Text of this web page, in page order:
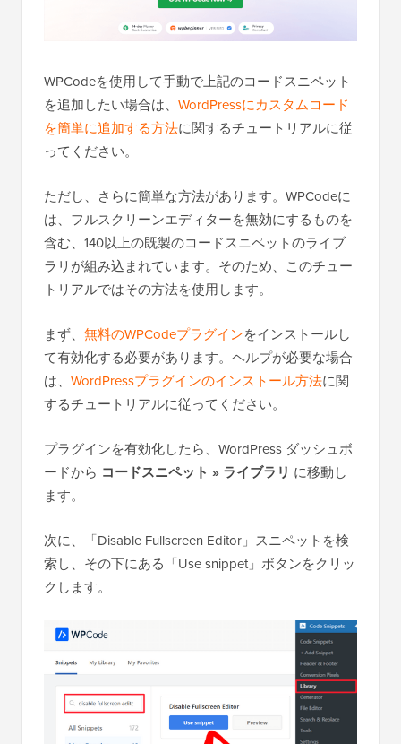
WPCodeを使用して手動で上記のコードスニペット
を追加したい場合は、 WordPressにカスタムコード
を簡単に追加する方法に関するチュートリアルに従
ってください。
ただし、さらに簡単な方法があります。WPCodeに
は、フルスクリーンエディターを無効にするものを
含む、140以上の既製のコードスニペットのライブ
ラリが組み込まれています。そのため、このチュー
トリアルではその方法を使用します。
まず、 無料のWPCodeプラグインをインストールし
て有効化する必要があります。ヘルプが必要な場合
は、 WordPressプラグインのインストール方法に関
するチュートリアルに従ってください。
プラグインを有効化したら、WordPress ダッシュボ
ードから コードスニペット » ライブラリ に移動し
ます。
次に、「Disable Fullscreen Editor」スニペットを検
索し、その下にある「Use snippet」ボタンをクリッ
クします。